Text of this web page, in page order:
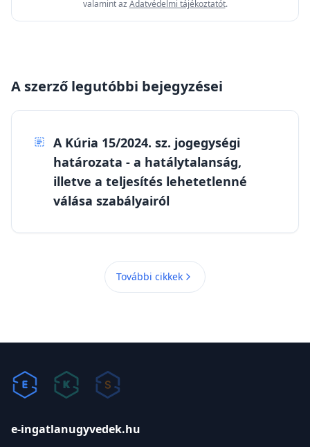
valamint az Adatvédelmi tájékoztatót.
A szerző legutóbbi bejegyzései
A Kúria 15/2024. sz. jogegységi
határozata - a hatálytalanság,
illetve a teljesítés lehetetlenné
válása szabályairól
További cikkek
e-ingatlanugyvedek.hu